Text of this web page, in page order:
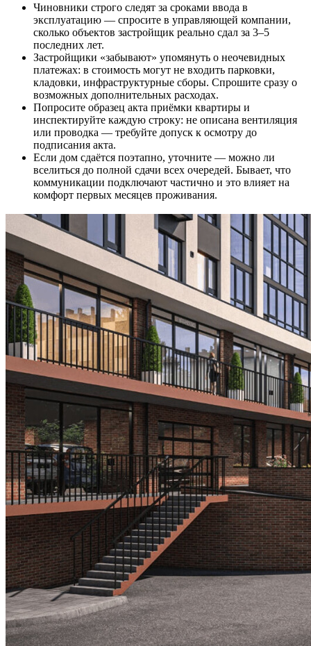
Чиновники строго следят за сроками ввода в
эксплуатацию — спросите в управляющей компании,
сколько объектов застройщик реально сдал за 3–5
последних лет.
Застройщики «забывают» упомянуть о неочевидных
платежах: в стоимость могут не входить парковки,
кладовки, инфраструктурные сборы. Спрошите сразу о
возможных дополнительных расходах.
Попросите образец акта приёмки квартиры и
инспектируйте каждую строку: не описана вентиляция
или проводка — требуйте допуск к осмотру до
подписания акта.
Если дом сдаётся поэтапно, уточните — можно ли
вселиться до полной сдачи всех очередей. Бывает, что
коммуникации подключают частично и это влияет на
комфорт первых месяцев проживания.